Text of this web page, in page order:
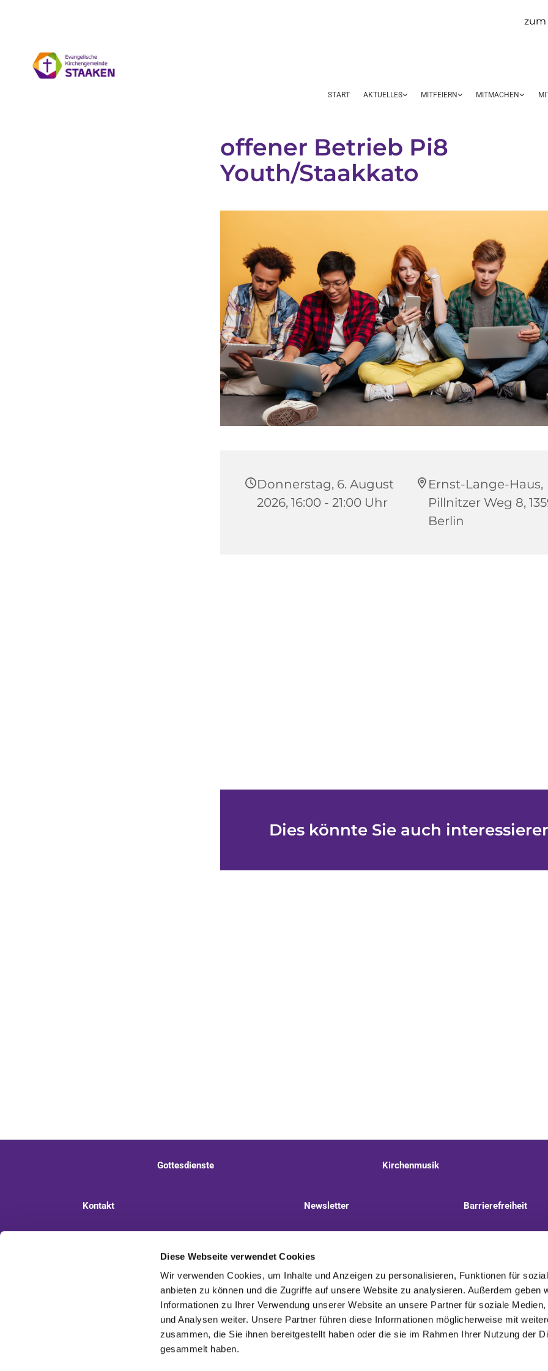
Diese Webseite verwendet Cookies
Wir verwenden Cookies, um Inhalte und Anzeigen zu personalisieren, Funktionen für
anbieten zu können und die Zugriffe auf unsere Website zu analysieren. Außerdem geben
Informationen zu Ihrer Verwendung unserer Website an unsere Partner für soziale Medien,
und Analysen weiter. Unsere Partner führen diese Informationen möglicherweise mit
zusammen, die Sie ihnen bereitgestellt haben oder die sie im Rahmen Ihrer Nutzung der
gesammelt haben.
zum
START AKTUELLES MITFEIERN MITMACHEN
offener Betrieb Pi8
Youth/Staakkato
Donnerstag, 6. August
2026, 16:00 - 21:00 Uhr
Ernst-Lange-Haus,
Pillnitzer Weg 8,
Berlin
Dies könnte Sie auch
Gottesdienste Kirchenmusik
Kontakt Newsletter Barrierefreiheit
Ev. Kirchengemeinde Staaken Pillnitzer Weg 8, 13593 Berlin
Kontaktinformationen Impressum